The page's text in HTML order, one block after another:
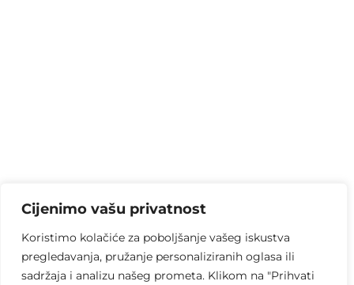
Cijenimo vašu privatnost
Koristimo kolačiće za poboljšanje vašeg iskustva
pregledavanja, pružanje personaliziranih oglasa ili
sadržaja i analizu našeg prometa. Klikom na "Prihvati